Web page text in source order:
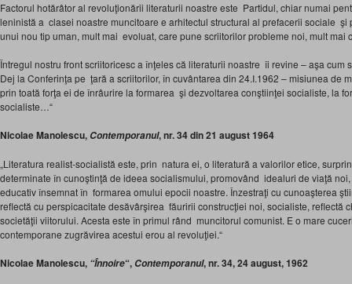
Factorul hotărâtor al revoluţionării literaturii noastre este Partidul, chiar numai
leninistă a clasei noastre muncitoare e arhitectul structural al prefacerii sociale şi
unui nou tip uman, mult mai evoluat, care pune scriitorilor probleme noi, mult
Întregul nostru front scriitoricesc a înţeles că literaturii noastre îi revine – aşa cum
Dej la Conferinţa pe ţară a scriitorilor, în cuvântarea din 24.I.1962 – misiunea de
prin toată forţa ei de înrâurire la formarea şi dezvoltarea conştiinţei socialiste, la
socialiste…“
Nicolae Manolescu, Contemporanul, nr. 34 din 21 august 1964
„Literatura realist-socialistă este, prin natura ei, o literatură a valorilor etice,
determinate în cunoştinţă de ideea socialismului, promovând idealuri de viaţă
educativ însemnat în formarea omului epocii noastre. Înzestraţi cu cunoaşterea
reflectă cu perspicacitate desăvârşirea făuririi construcţiei noi, socialiste, reflectă
societăţii viitorului. Acesta este în primul rând muncitorul comunist. E o mare
contemporane zugrăvirea acestui erou al revoluţiei.“
Nicolae Manolescu, “Înnoire“, Contemporanul, nr. 34, 24 august, 1962